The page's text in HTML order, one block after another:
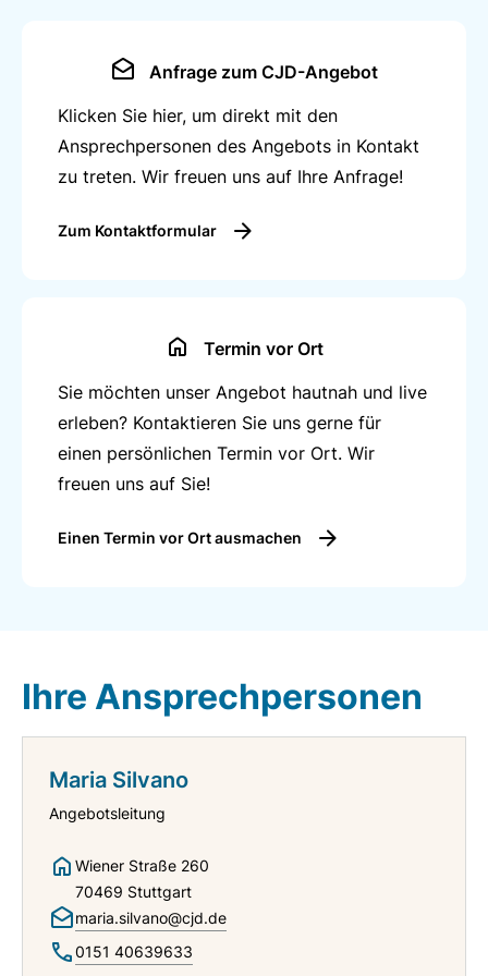
Zielsetzung ist die erfolgreiche Teilhabe am
Arbeitsleben durch eine anerkannte abgeschlossene
Berufsausbildung.
Wer kann die Reha-Ausbildung durchlaufen?
Beeinträchtigung, Erkrankung oder Behinderung
Die Reha-Ausbildung erfolgt in Kooperation mit der
Bundesagentur für Arbeit. Über die Aufnahme
entscheidet die zuständige Beratungsfachkraft. Sie
klärt noch offene Fragen und meldet die
Teilnehmenden im CJD an. Der Zugang ist darüber
Persönliche Budget möglich.
Anfrage zum CJD-Angebot
Klicken Sie hier, um direkt mit den
Ansprechpersonen des Angebots in Kontakt
zu treten. Wir freuen uns auf Ihre Anfrage!
Zum Kontaktformular
Termin vor Ort
Sie möchten unser Angebot hautnah und live
erleben? Kontaktieren Sie uns gerne für
einen persönlichen Termin vor Ort. Wir
freuen uns auf Sie!
Einen Termin vor Ort ausmachen
Ihre Ansprechpersonen
Maria Silvano
Angebotsleitung
Wiener Straße 260
70469 Stuttgart
maria.silvano@cjd.de
0151 40639633